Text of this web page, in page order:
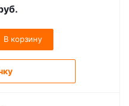
В корзину